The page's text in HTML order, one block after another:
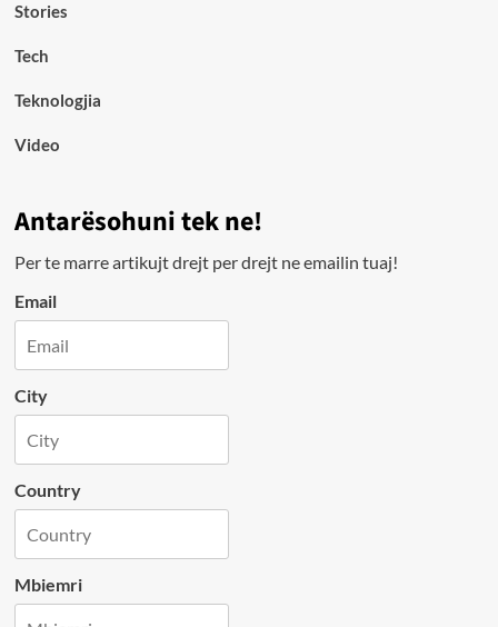
Stories
Tech
Teknologjia
Video
Antarësohuni tek ne!
Per te marre artikujt drejt per drejt ne emailin tuaj!
Email
City
Country
Mbiemri